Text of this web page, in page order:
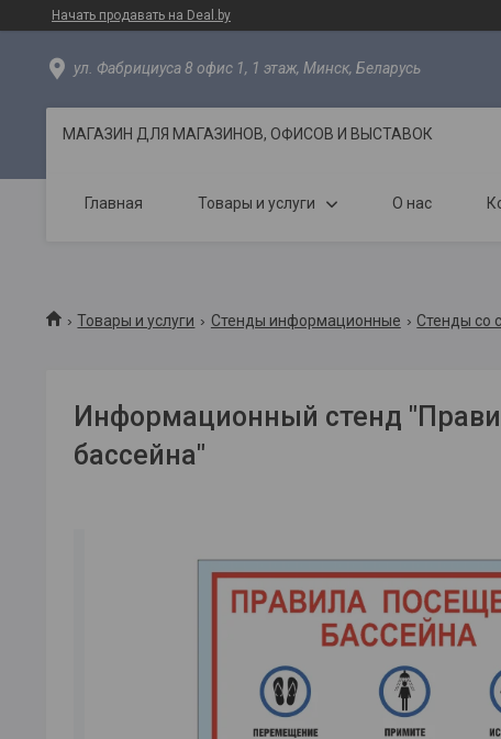
Начать продавать на Deal.by
ул. Фабрициуса 8 офис 1, 1 этаж, Минск, Беларусь
МАГАЗИН ДЛЯ МАГАЗИНОВ, ОФИСОВ И ВЫСТАВОК
Главная Товары и услуги О нас
Товары и услуги Стенды информационные Стенды со
Информационный стенд
бассейна"